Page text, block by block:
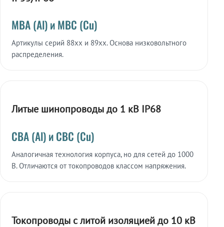
МВА (Al) и МВС (Cu)
Артикулы серий 88xx и 89xx. Основа низковольтного
распределения.
Литые шинопроводы до 1 кВ IP68
СВА (Al) и СВС (Cu)
Аналогичная технология корпуса, но для сетей до 1000
В. Отличаются от токопроводов классом напряжения.
Токопроводы с литой изоляцией до 10 кВ